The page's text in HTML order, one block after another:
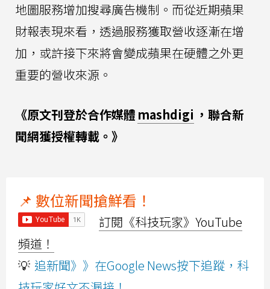
地圖服務增加搜尋廣告機制。而從近期蘋果
財報表現來看，透過服務獲取營收逐漸在增
加，或許接下來將會變成蘋果在硬體之外更
重要的營收來源。
《原文刊登於合作媒體 mashdigi ，聯合新
聞網獲授權轉載。》
📌 數位新聞搶鮮看！
訂閱《科技玩家》YouTube
頻道！
💡 追新聞》》在Google News按下追蹤，科